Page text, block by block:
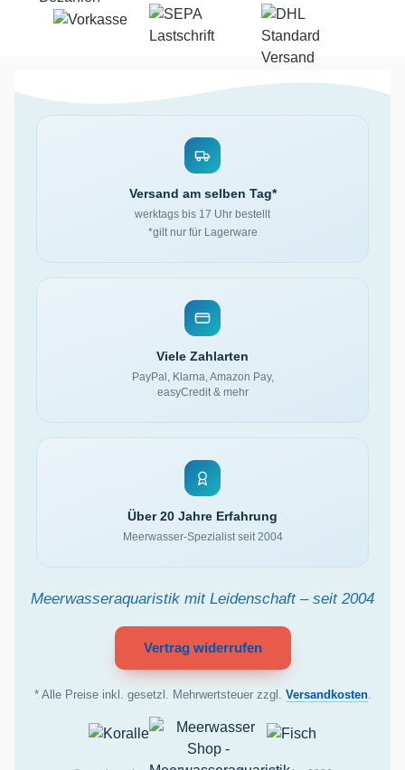
Versand am selben Tag*
werktags bis 17 Uhr bestellt
*gilt nur für Lagerware
Viele Zahlarten
PayPal, Klarna, Amazon Pay,
easyCredit & mehr
Über 20 Jahre Erfahrung
Meerwasser-Spezialist seit 2004
Meerwasseraquaristik mit Leidenschaft – seit 2004
Vertrag widerrufen
* Alle Preise inkl. gesetzl. Mehrwertsteuer zzgl. Versandkosten.